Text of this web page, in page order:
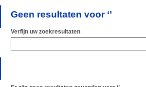
Geen resultaten voor ‘’
Verfijn uw zoekresultaten